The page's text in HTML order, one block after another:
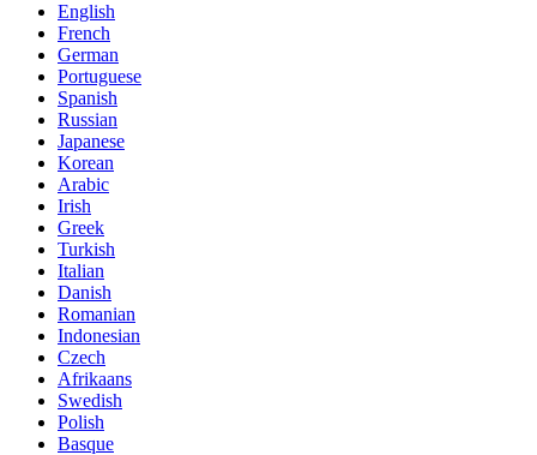
English
French
German
Portuguese
Spanish
Russian
Japanese
Korean
Arabic
Irish
Greek
Turkish
Italian
Danish
Romanian
Indonesian
Czech
Afrikaans
Swedish
Polish
Basque